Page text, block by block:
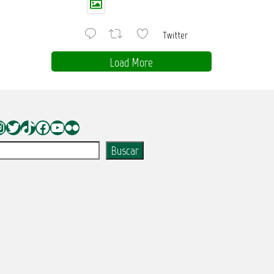
Twitter
Load More
Twitter
TikTokFacebook
YouTube
Flickr
Buscar